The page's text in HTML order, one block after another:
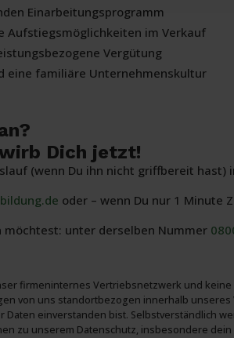
Einarbeitungsprogramm
Aufstiegsmöglichkeiten im Verkauf
Vergütung
eine familiäre Unternehmenskultur
Dich jetzt!
(wenn Du ihn nicht griffbereit hast)
oder – wenn Du nur 1 Minute
unter derselben Nummer
firmen­internes Vertriebs­netz­werk und
von uns standort­bezogen inner­halb
ein­ver­standen bist. Selbst­verständlich
zu unserem Daten­schutz, insbe­sondere